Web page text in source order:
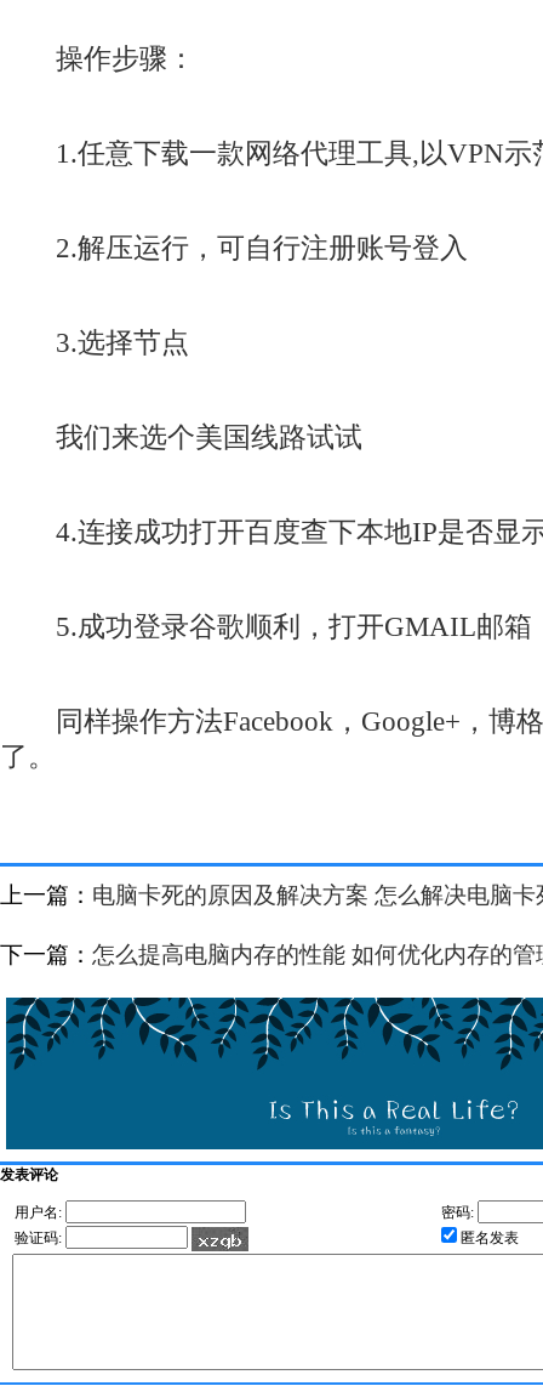
操作步骤：
1.任意下载一款网络代理工具,以VPN示
2.解压运行，可自行注册账号登入
3.选择节点
我们来选个美国线路试试
4.连接成功打开百度查下本地IP是否显
5.成功登录谷歌顺利，打开GMAIL邮箱
同样操作方法Facebook，Google+，博
了。
上一篇： 电脑卡死的原因及解决方案 怎么解决电脑卡
下一篇： 怎么提高电脑内存的性能 如何优化内存的管
发表评论
用户名:
密码:
验证码:
匿名发表